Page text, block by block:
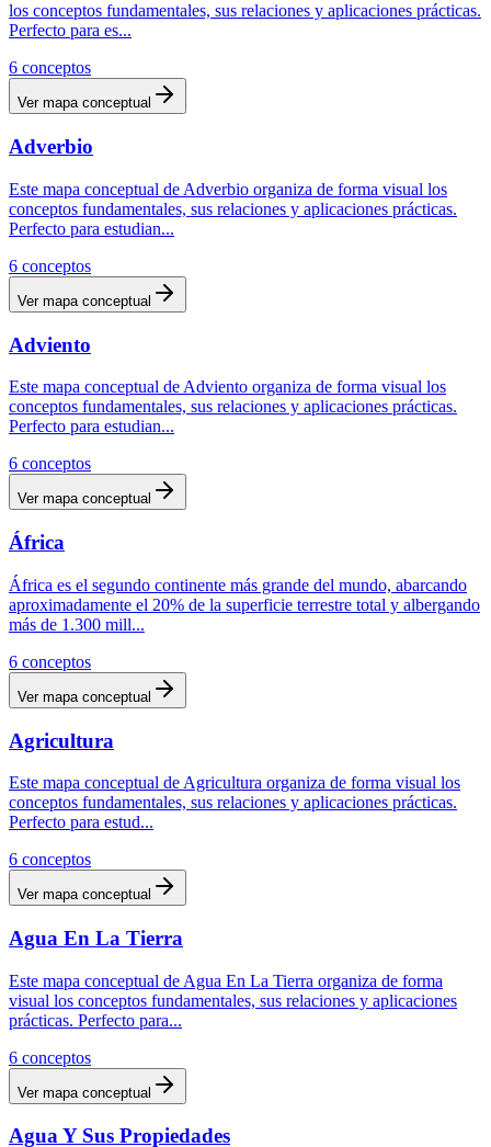
los conceptos fundamentales, sus relaciones y aplicaciones prácticas.
Perfecto para es...
6 conceptos
Ver mapa conceptual
Adverbio
Este mapa conceptual de Adverbio organiza de forma visual los
conceptos fundamentales, sus relaciones y aplicaciones prácticas.
Perfecto para estudian...
6 conceptos
Ver mapa conceptual
Adviento
Este mapa conceptual de Adviento organiza de forma visual los
conceptos fundamentales, sus relaciones y aplicaciones prácticas.
Perfecto para estudian...
6 conceptos
Ver mapa conceptual
África
África es el segundo continente más grande del mundo, abarcando
aproximadamente el 20% de la superficie terrestre total y albergando
más de 1.300 mill...
6 conceptos
Ver mapa conceptual
Agricultura
Este mapa conceptual de Agricultura organiza de forma visual los
conceptos fundamentales, sus relaciones y aplicaciones prácticas.
Perfecto para estud...
6 conceptos
Ver mapa conceptual
Agua En La Tierra
Este mapa conceptual de Agua En La Tierra organiza de forma
visual los conceptos fundamentales, sus relaciones y aplicaciones
prácticas. Perfecto para...
6 conceptos
Ver mapa conceptual
Agua Y Sus Propiedades